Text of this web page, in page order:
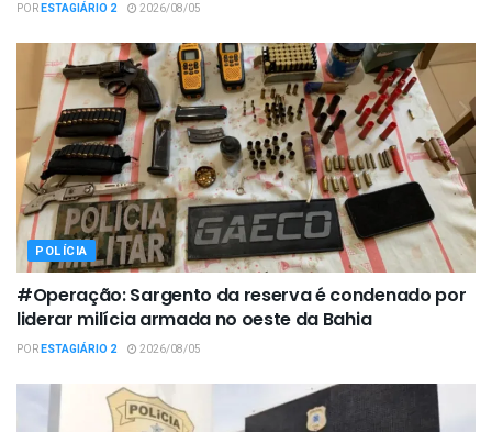
PORESTAGIÁRIO 2 2026/08/05
POLÍCIA
#Operação: Sargento da reserva é condenado por
liderar milícia armada no oeste da Bahia
PORESTAGIÁRIO 2 2026/08/05